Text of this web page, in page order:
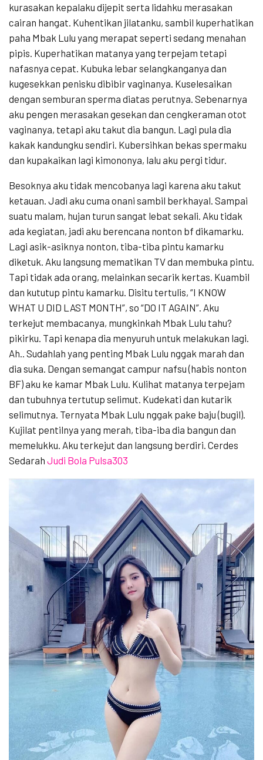
kurasakan kepalaku dijepit serta lidahku merasakan
cairan hangat. Kuhentikan jilatanku, sambil kuperhatikan
paha Mbak Lulu yang merapat seperti sedang menahan
pipis. Kuperhatikan matanya yang terpejam tetapi
nafasnya cepat. Kubuka lebar selangkanganya dan
kugesekkan penisku dibibir vaginanya. Kuselesaikan
dengan semburan sperma diatas perutnya. Sebenarnya
aku pengen merasakan gesekan dan cengkeraman otot
vaginanya, tetapi aku takut dia bangun. Lagi pula dia
kakak kandungku sendiri. Kubersihkan bekas spermaku
dan kupakaikan lagi kimononya, lalu aku pergi tidur.
Besoknya aku tidak mencobanya lagi karena aku takut
ketauan. Jadi aku cuma onani sambil berkhayal. Sampai
suatu malam, hujan turun sangat lebat sekali. Aku tidak
ada kegiatan, jadi aku berencana nonton bf dikamarku.
Lagi asik-asiknya nonton, tiba-tiba pintu kamarku
diketuk. Aku langsung mematikan TV dan membuka pintu.
Tapi tidak ada orang, melainkan secarik kertas. Kuambil
dan kututup pintu kamarku. Disitu tertulis, “I KNOW
WHAT U DID LAST MONTH”, so “DO IT AGAIN”. Aku
terkejut membacanya, mungkinkah Mbak Lulu tahu?
pikirku. Tapi kenapa dia menyuruh untuk melakukan lagi.
Ah.. Sudahlah yang penting Mbak Lulu nggak marah dan
dia suka. Dengan semangat campur nafsu (habis nonton
BF) aku ke kamar Mbak Lulu. Kulihat matanya terpejam
dan tubuhnya tertutup selimut. Kudekati dan kutarik
selimutnya. Ternyata Mbak Lulu nggak pake baju (bugil).
Kujilat pentilnya yang merah, tiba-iba dia bangun dan
memelukku. Aku terkejut dan langsung berdiri. Cerdes
Sedarah Judi Bola Pulsa303